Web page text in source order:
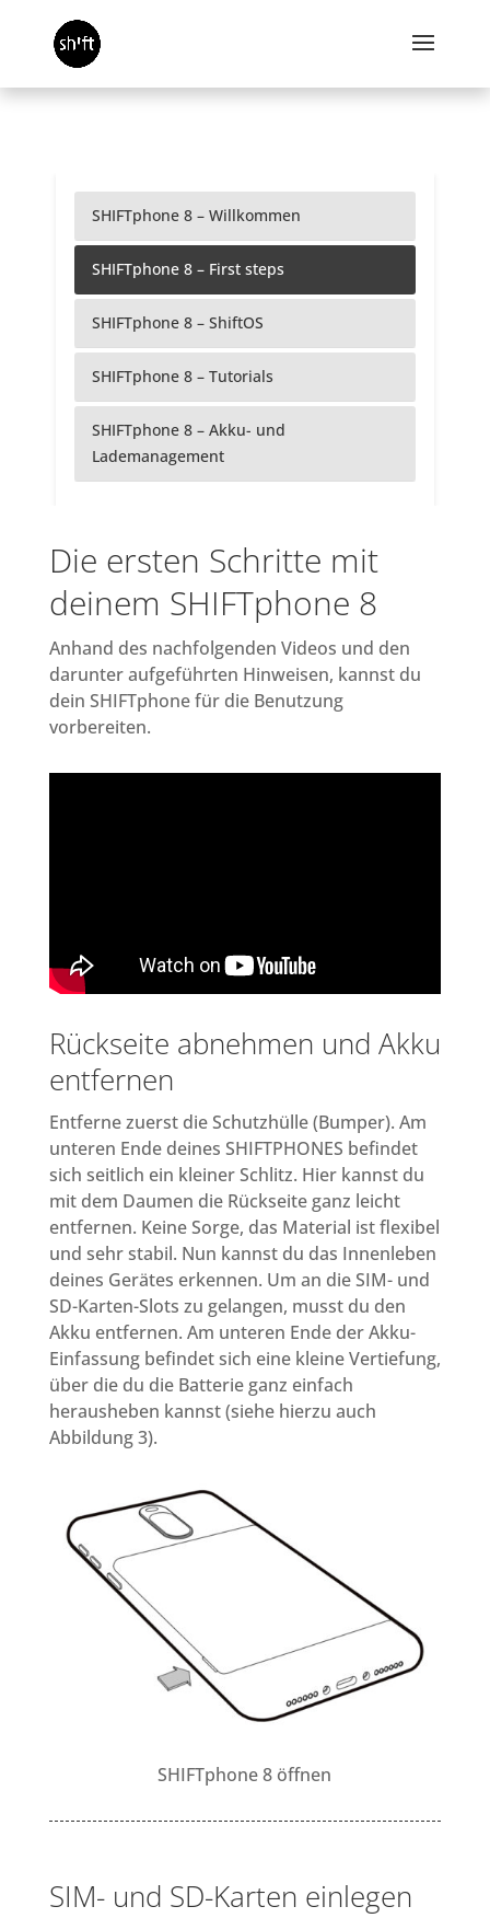
SHIFTphone 8 – Willkommen
SHIFTphone 8 – First steps
SHIFTphone 8 – ShiftOS
SHIFTphone 8 – Tutorials
SHIFTphone 8 – Akku- und
Lademanagement
Die ersten Schritte mit
deinem SHIFTphone 8
Anhand des nachfolgenden Videos und den
darunter aufgeführten Hinweisen, kannst du
dein SHIFTphone für die Benutzung
vorbereiten.
Rückseite abnehmen und Akku
entfernen
Entferne zuerst die Schutzhülle (Bumper). Am
unteren Ende deines SHIFTPHONES befindet
sich seitlich ein kleiner Schlitz. Hier kannst du
mit dem Daumen die Rückseite ganz leicht
entfernen. Keine Sorge, das Material ist flexibel
und sehr stabil. Nun kannst du das Innenleben
deines Gerätes erkennen. Um an die SIM- und
SD-Karten-Slots zu gelangen, musst du den
Akku entfernen. Am unteren Ende der Akku-
Einfassung befindet sich eine kleine Vertiefung,
über die du die Batterie ganz einfach
herausheben kannst (siehe hierzu auch
Abbildung 3).
SHIFTphone 8 öffnen
SIM- und SD-Karten einlegen